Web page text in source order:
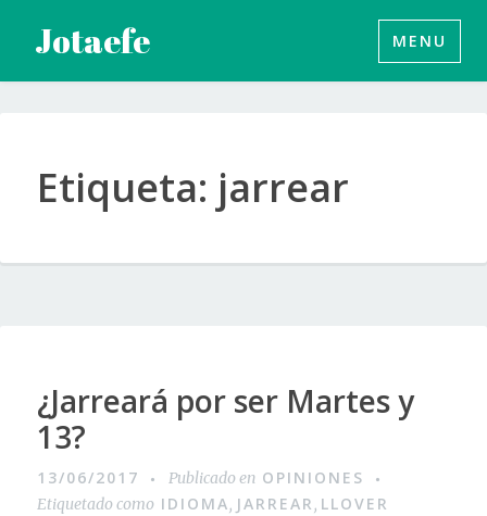
contenido
Jotaefe MENU
Etiqueta: jarrear
¿Jarreará por ser Martes y
13?
13/06/2017 Publicado en OPINIONES
Etiquetado como IDIOMA, JARREAR, LLOVER